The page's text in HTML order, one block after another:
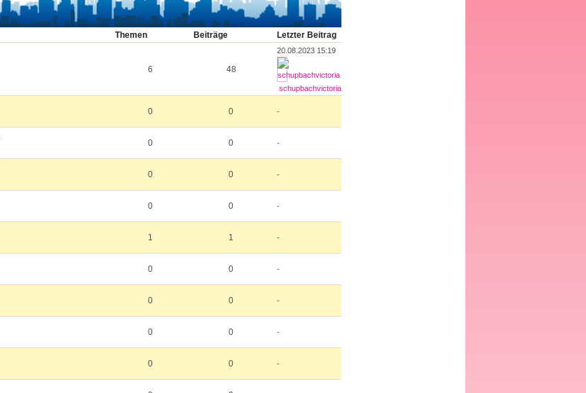
Themen Beiträge Letzter Beitrag
6 48
20.08.2023 15:19
schupbachvictoria
0 0 -
0 0 -
0 0 -
0 0 -
1 1 -
0 0 -
0 0 -
0 0 -
0 0 -